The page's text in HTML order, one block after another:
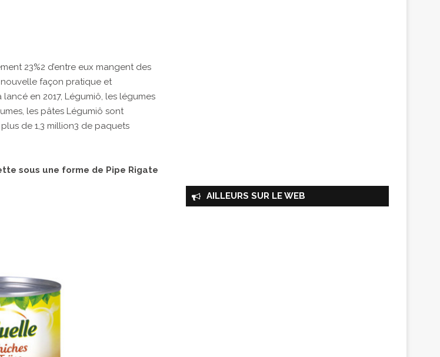
23%2 d’entre eux mangent des
façon pratique et
en 2017, Légumiô, les légumes
les pâtes Légumiô sont
de 1,3 million3 de paquets
sous une forme de Pipe Rigate
AILLEURS SUR LE WEB